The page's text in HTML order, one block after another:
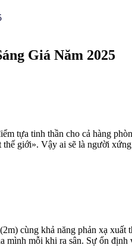
Giá Năm 2025
tựa tinh thần cho cả hàng
giới». Vậy ai sẽ là người
cùng khả năng phản xạ xuất
mỗi khi ra sân. Sự ổn